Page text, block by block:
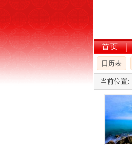
首页
日历表
当前位置: